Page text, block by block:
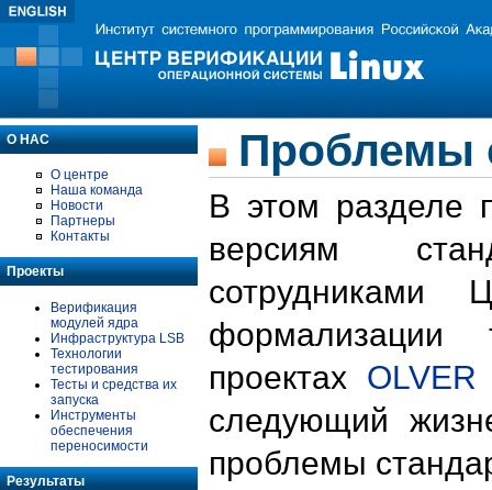
О НАС
О центре
Наша команда
Новости
Партнеры
Контакты
Проекты
Верификация
модулей ядра
Инфраструктура LSB
Технологии
тестирования
Тесты и средства их
запуска
Инструменты
обеспечения
переносимости
Результаты
Проблемы
В этом разделе
версиям
формализации
проектах OLVER
следующий
проблемы